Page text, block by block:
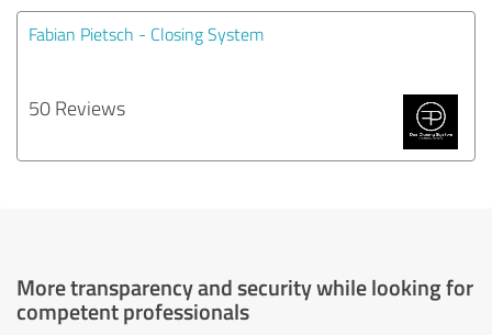
Fabian Pietsch - Closing System
50 Reviews
More transparency and security while looking for
competent professionals